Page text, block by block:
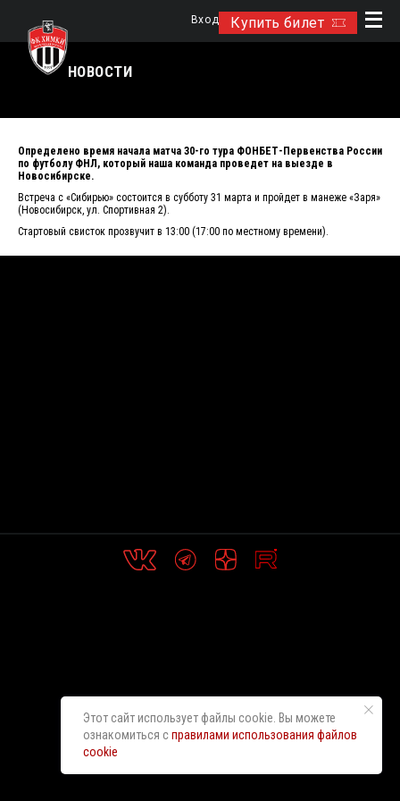
Купить билет
Вход
НОВОСТИ
Определено время начала матча 30-го тура ФОНБЕТ-Первенства России
по футболу ФНЛ, который наша команда проведет на выезде в
Новосибирске.
Встреча с «Сибирью» состоится в субботу 31 марта и пройдет в манеже «Заря»
(Новосибирск, ул. Спортивная 2).
Стартовый свисток прозвучит в 13:00 (17:00 по местному времени).
Этот сайт использует файлы cookie. Вы можете
ознакомиться справилами использования файлов
cookie